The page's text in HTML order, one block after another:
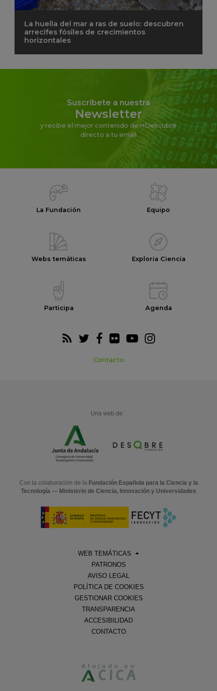
La huella del mar a ras de suelo: descubren
arrecifes fósiles de crecimientos
horizontales
Suscríbete a nuestra
Newsletter
y recibe el mejor contenido de i+Descubre
directo a tu email
La Fundación Equipo
Webs temáticas Exploria Ciencia
Participa Agenda
Contacto
Una web de:
Con la colaboración de la Fundación Española para la Ciencia y la
Tecnología — Ministerio de Ciencia, Innovación y Universidades
WEB TEMÁTICAS
PATRONOS
AVISO LEGAL
POLÍTICA DE COOKIES
GESTIONAR COOKIES
TRANSPARENCIA
ACCESIBILIDAD
CONTACTO